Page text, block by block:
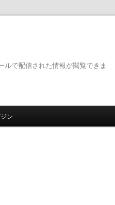
ルで配信された情報が閲覧できま
ン